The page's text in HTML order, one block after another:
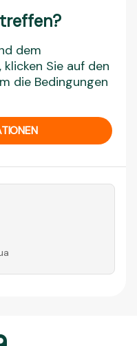
dem
Sie auf den
die Bedingungen